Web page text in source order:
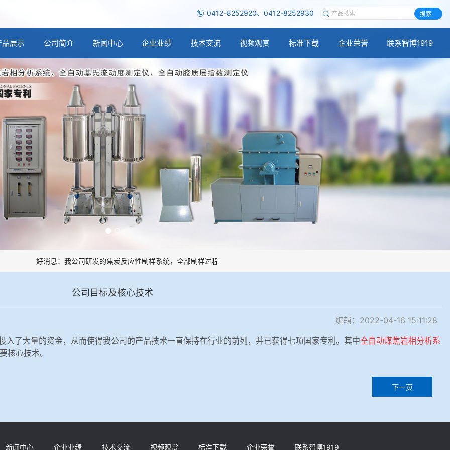
0412-8252920、0412-8252930 搜索
品展示 公司简介 新闻中心 企业业绩 技术交流 视频观赏 标准下载 企业荣誉 联系智博1919
好消息：我公司研发的焦炭反应性制样系统，全部制样过程机械化操作，没有人为误差，焦球形状与人工制焦球法一致或优于人工制焦
公司目标及核心技术
编辑：2022-04-16 15:11:28
入了大量的资金，从而使得我公司的产品技术一直保持在行业的前列，并已获得七项国家专利。其中全自动煤焦岩相分析系
核心技术。
下一页
新闻中心 企业业绩 技术交流 视频观赏 标准下载 企业荣誉 联系智博1919